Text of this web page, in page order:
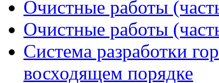
Очистные работы
Очистные работы
Система разработки
восходящем порядке